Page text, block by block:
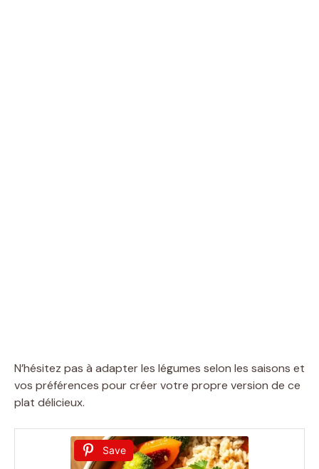
N’hésitez pas à adapter les légumes selon les saisons et
vos préférences pour créer votre propre version de ce
plat délicieux.
Save